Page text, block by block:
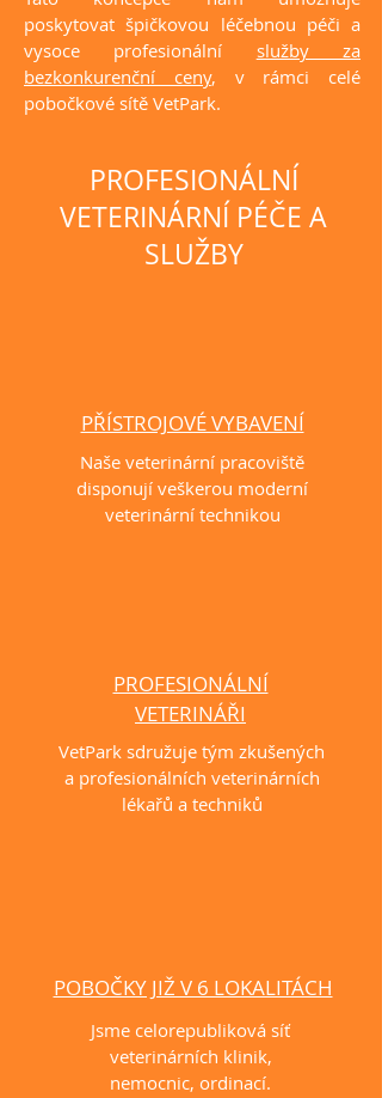
poskytovat špičkovou léčebnou péči a
vysoce profesionální služby za
bezkonkurenční ceny, v rámci celé
pobočkové sítě VetPark.
PROFESIONÁLNÍ
VETERINÁRNÍ PÉČE A
SLUŽBY
PŘÍSTROJOVÉ VYBAVENÍ
Naše veterinární pracoviště
disponují veškerou moderní
veterinární technikou
PROFESIONÁLNÍ
VETERINÁŘI
VetPark sdružuje tým zkušených
a profesionálních veterinárních
lékařů a techniků
POBOČKY JIŽ V 6 LOKALITÁCH
Jsme celorepubliková síť
veterinárních klinik,
nemocnic, ordinací.